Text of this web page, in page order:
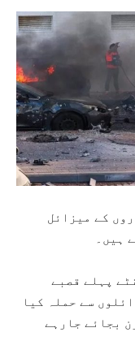
کے میزائل
ہیں۔
پہلے قصبے
سے حملہ کیا
بجائے جارہے